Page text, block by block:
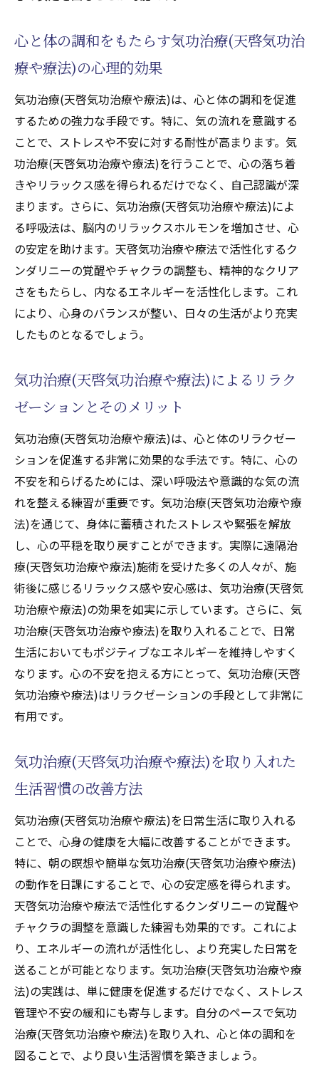
功治療や療法)の活用法
気功治療(天啓気功治療や療法)で不安を軽減
するための日常習慣
気功治療(天啓気功治療や療法)の実践がもた
らすメンタルヘルスの改善
不安を和らげるための気功治療(天啓気功治
療や療法)セッションの体験談
瞑想と呼吸法で心身のバランスを整える
瞑想の基本と気功治療(天啓気功治療や療法)
との違い
呼吸法を取り入れた気功治療(天啓気功治療
や療法)の実践方法
瞑想と気功治療(天啓気功治療や療法)の相乗
効果で心を落ち着かせる
瞑想と気功治療(天啓気功治療や療法)の組み
合わせによるストレス解消法
日常生活で実践できる簡単な呼吸法
遠隔気功治療(天啓気功治療や療法)で実感する
癒しとエネルギーの活性化
遠隔気功治療(天啓気功治療や療法)とは？そ
の原理と効果を知る
遠隔治療(天啓気功治療や療法)施術が可能な
理由とその具体的な手法
遠隔気功治療(天啓気功治療や療法)で心と体
に変化をもたらす方法
天啓気功治療や療法で活性化するクンダリ
ニーやチャクラエネルギー活性化のための
遠隔気功治療(天啓気功治療や療法)の利用法
どこでもできる遠隔気功治療(天啓気功治療
や療法)の実践方法
天啓気功治療院の独自の技法を紹介
内なるクンダリニーやチャクラエネルギー
を引き出すためのサポート
治療院で体験できる気功治療(天啓気功治療
や療法)の具体的な効果
内なる力を最大限に活かすための施術プラ
ン
顧客の声に基づく治療院の評判と成果
天啓気功治療の哲学とその実践
どこにいても体験できる気功治療(天啓気功治療
や療法)の効果
心と体の調和をもたらす気功治療(天啓気功治
療や療法)の心理的効果
気功治療(天啓気功治療や療法)は、心と体の調和を促進
するための強力な手段です。特に、気の流れを意識する
ことで、ストレスや不安に対する耐性が高まります。気
功治療(天啓気功治療や療法)を行うことで、心の落ち着
きやリラックス感を得られるだけでなく、自己認識が深
まります。さらに、気功治療(天啓気功治療や療法)によ
る呼吸法は、脳内のリラックスホルモンを増加させ、心
の安定を助けます。天啓気功治療や療法で活性化するク
ンダリニーの覚醒やチャクラの調整も、精神的なクリア
さをもたらし、内なるエネルギーを活性化します。これ
により、心身のバランスが整い、日々の生活がより充実
したものとなるでしょう。
気功治療(天啓気功治療や療法)によるリラク
ゼーションとそのメリット
気功治療(天啓気功治療や療法)は、心と体のリラクゼー
ションを促進する非常に効果的な手法です。特に、心の
不安を和らげるためには、深い呼吸法や意識的な気の流
れを整える練習が重要です。気功治療(天啓気功治療や療
法)を通じて、身体に蓄積されたストレスや緊張を解放
し、心の平穏を取り戻すことができます。実際に遠隔治
療(天啓気功治療や療法)施術を受けた多くの人々が、施
術後に感じるリラックス感や安心感は、気功治療(天啓気
功治療や療法)の効果を如実に示しています。さらに、気
功治療(天啓気功治療や療法)を取り入れることで、日常
生活においてもポジティブなエネルギーを維持しやすく
なります。心の不安を抱える方にとって、気功治療(天啓
気功治療や療法)はリラクゼーションの手段として非常に
有用です。
気功治療(天啓気功治療や療法)を取り入れた
生活習慣の改善方法
気功治療(天啓気功治療や療法)を日常生活に取り入れる
ことで、心身の健康を大幅に改善することができます。
特に、朝の瞑想や簡単な気功治療(天啓気功治療や療法)
の動作を日課にすることで、心の安定感を得られます。
天啓気功治療や療法で活性化するクンダリニーの覚醒や
チャクラの調整を意識した練習も効果的です。これによ
り、エネルギーの流れが活性化し、より充実した日常を
送ることが可能となります。気功治療(天啓気功治療や療
法)の実践は、単に健康を促進するだけでなく、ストレス
管理や不安の緩和にも寄与します。自分のペースで気功
治療(天啓気功治療や療法)を取り入れ、心と体の調和を
図ることで、より良い生活習慣を築きましょう。